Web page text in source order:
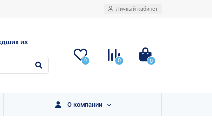
Личный кабинет
из
0 0 0
О компании